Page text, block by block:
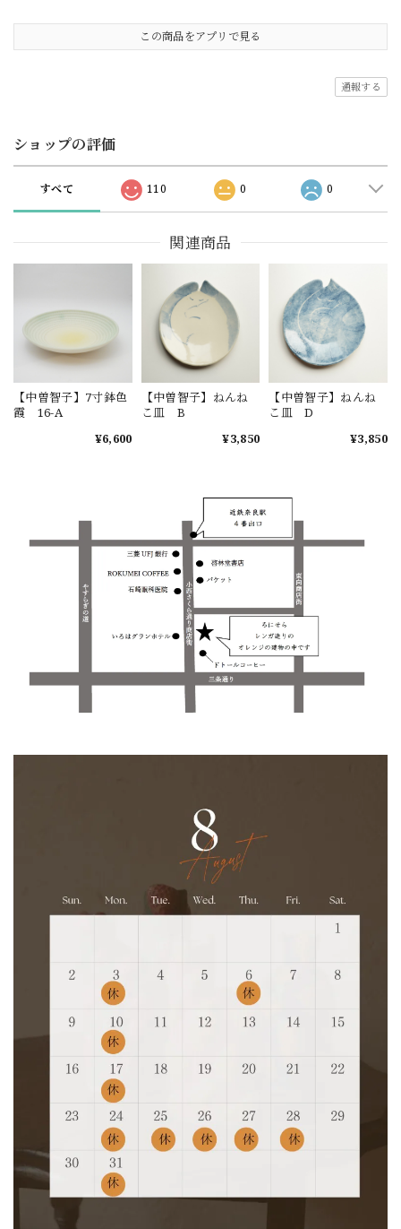
この商品をアプリで見る
通報する
ショップの評価
すべて 110 0 0
関連商品
【中曽智子】7寸鉢色
霞 16-A
¥6,600
【中曽智子】ねんね
こ皿 B
¥3,850
【中曽智子】ねんね
こ皿 D
¥3,850